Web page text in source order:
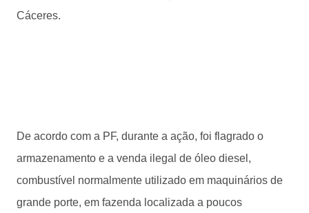
Cáceres.
De acordo com a PF, durante a ação, foi flagrado o
armazenamento e a venda ilegal de óleo diesel,
combustível normalmente utilizado em maquinários de
grande porte, em fazenda localizada a poucos